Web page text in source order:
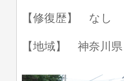
【修復歴】 なし
【地域】 神奈川県